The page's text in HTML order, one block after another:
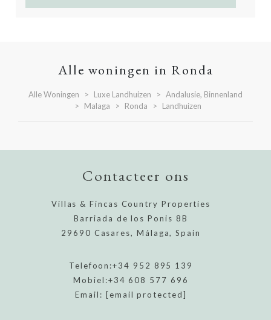
Alle woningen in Ronda
Alle Woningen Luxe Landhuizen
Andalusie, Binnenland
Malaga
Ronda Landhuizen
Contacteer ons
Villas & Fincas Country Properties
Barriada de los Ponis 8B
29690 Casares, Málaga, Spain
Telefoon:+34 952 895 139
Mobiel:+34 608 577 696
Email: [email protected]